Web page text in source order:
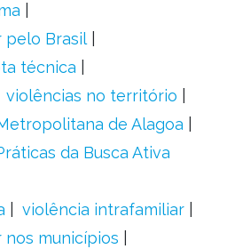
pelo Brasil
técnica
violências no território
de Alagoa
da Busca Ativa
violência intrafamiliar
nos municípios